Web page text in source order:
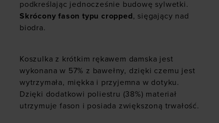
podkreślając jednocześnie budowę sylwetki.
Skrócony fason typu cropped, sięgający nad
biodra.
Koszulka z krótkim rękawem damska jest
wykonana w 57% z bawełny, dzięki czemu jest
wytrzymała, miękka i przyjemna w dotyku.
Dzięki dodatkowi poliestru (38%) materiał
utrzymuje fason i posiada zwiększoną trwałość.